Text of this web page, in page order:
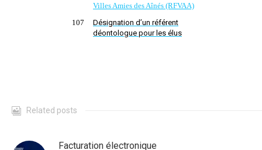
Villes Amies des Aînés (RFVAA)
107
Désignation d’un référent
déontologue pour les élus
Related posts
Facturation électronique